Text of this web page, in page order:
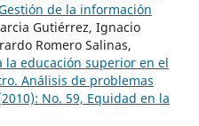
de la información
Gutiérrez, Ignacio
Romero Salinas,
la educación superior en el
Análisis de problemas
No. 59, Equidad en la